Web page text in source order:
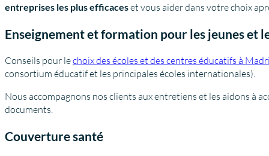
entreprises les plus efficaceset vous aider dans votre choix
Enseignement et formation pour les jeunes et
Conseils pour lechoix des écoles et des centres éducatifs à
consortium éducatif et les principales écoles internationales).
Nous accompagnons nos clients aux entretiens et les aidons à
documents.
Couverture santé